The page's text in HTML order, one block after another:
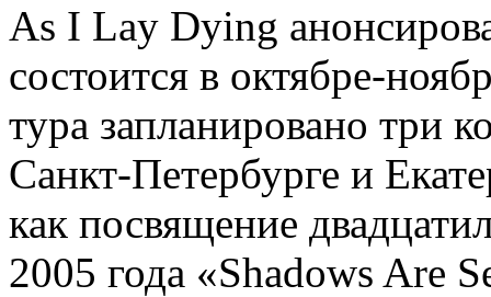
As I Lay Dying
состоится в октябре-
тура запланировано три
Санкт-Петербурге и
как посвящение
2005 года «Shadows Are